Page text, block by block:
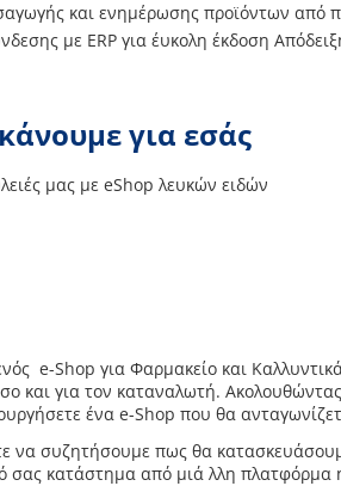
και ενημέρωσης προϊόντων από
με ERP για έυκολη έκδοση
για εσάς
μας με eShop λευκών ειδών
e-Shop για Φαρμακείο και
και για τον καταναλωτή.
ένα e-Shop που θα
να συζητήσουμε πως θα
σας κατάστημα από μιά λλη πλατφόρμα